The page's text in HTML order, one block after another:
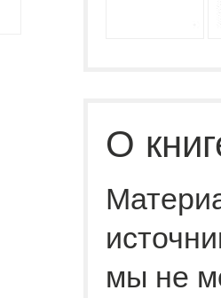
О
мы не